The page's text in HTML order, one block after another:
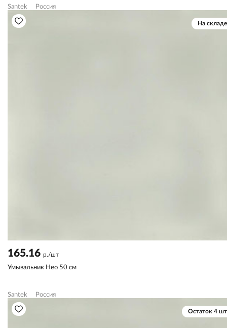
Santek Россия
На складе
165.16 р./шт
Умывальник Нео 50 см
Santek Россия
Остаток 4 шт